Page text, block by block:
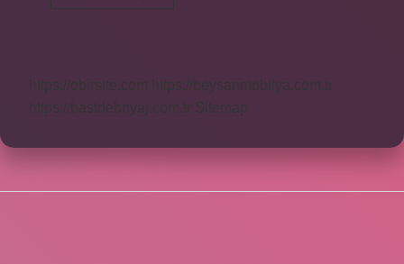
Holding
https://obirsite.com
https://beysanmobilya.com.tr
https://bastdebriyaj.com.tr
Sitemap